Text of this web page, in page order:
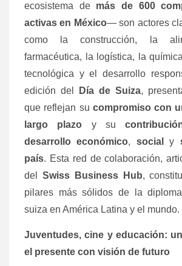
ecosistema de más de 600
activas en México— son actores
como la construcción, la
farmacéutica, la logística, la
tecnológica y el desarrollo
edición del
Día de Suiza,
que reflejan su compromiso con
largo plazo y su
desarrollo económico, socialy
país. Esta red de colaboración,
del Swiss Business Hub,
pilares más sólidos de la
suiza en América Latina y el mundo.
Juventudes, cine y educación:
el presente con visión de futuro